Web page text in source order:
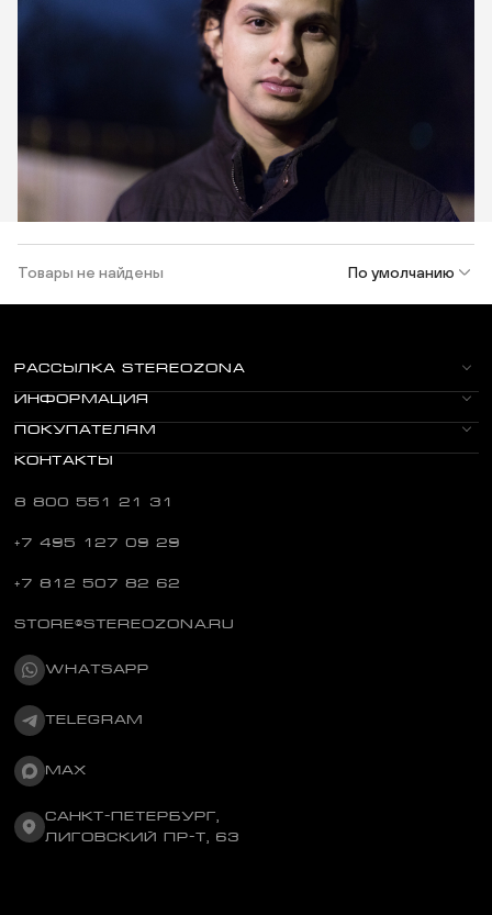
Товары не найдены По умолчанию
РАССЫЛКА STEREOZONA
ИНФОРМАЦИЯ
ПОКУПАТЕЛЯМ
КОНТАКТЫ
8 800 551 21 31
+7 495 127 09 29
+7 812 507 82 62
STORE@STEREOZONA.RU
WHATSAPP
TELEGRAM
MAX
САНКТ-ПЕТЕРБУРГ,
ЛИГОВСКИЙ ПР-Т, 63